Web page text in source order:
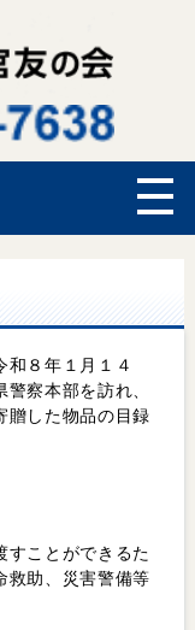
和８年１月１４
察本部を訪れ、
贈した物品の目録
すことができるた
救助、災害警備等